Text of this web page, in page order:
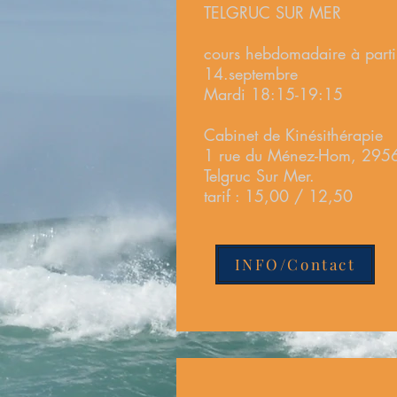
TELGRUC SUR MER
cours hebdomadaire à
14.septembre
Mardi 18:15-19:15
Cabinet de Kinésithérapie
1 rue du Ménez-Hom,
Telgruc Sur Mer.
tarif : 15,00 / 12,50
INFO/Contact